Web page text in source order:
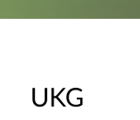
UKG